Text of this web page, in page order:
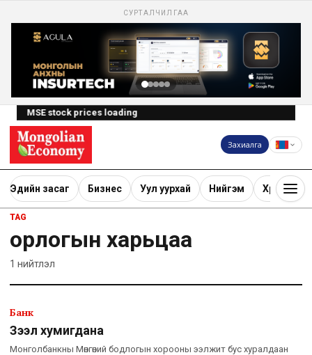
СУРТАЛЧИЛГАА
MSE stock prices loading
Захиалга
Эдийн засаг Бизнес Уул уурхай Нийгэм Хөрөнгө
TAG
орлогын харьцаа
1 нийтлэл
Банк
Зээл хумигдана
Монголбанкны Мөнгөний бодлогын хорооны ээлжит бус хуралдаан